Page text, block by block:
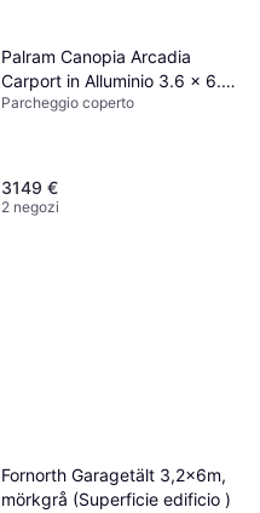
Palram Canopia Arcadia
Carport in Alluminio 3.6 x 6.5
m (Superficie edificio )
Parcheggio coperto
3149 €
2 negozi
Fornorth Garagetält 3,2x6m,
mörkgrå (Superficie edificio )